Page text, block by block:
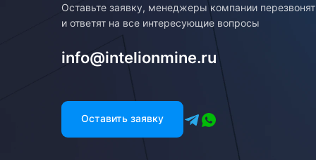
Оставьте заявку, менеджеры компании
и ответят на все интересующие вопросы
info@intelionmine.ru
Оставить заявку